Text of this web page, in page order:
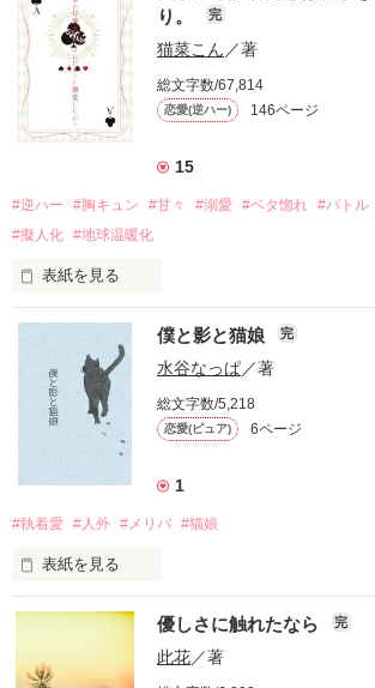
り。
完
猫菜こん／著
総文字数/67,814
恋愛(逆ハー) 146ページ
15
#逆ハー #胸キュン #甘々 #溺愛 #ベタ惚れ #バトル
#擬人化 #地球温暖化
表紙を見る
“地球温暖化”
社会問題となり世間を常に騒がせているそ
威を増している今日この頃。
「……お待たせしました、我が主様。」
前触れもなく春風のように現れた彼は、私
体が丈夫で、子供は風の子を体現している
×
地球、そして四季を守る為に生まれたイケ
僕と影と猫娘 完
水谷なっぱ／著
総文字数/5,218
恋愛(ピュア) 6ページ
1
#執着愛 #人外 #メリバ #猫娘
表紙を見る
僕は、その女の子の世話をしているつもりで
優しさに触れたなら 完
此花／著